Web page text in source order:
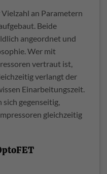
an Parametern
Beide
angeordnet und
Wer mit
vertraut ist,
verlangt der
Einarbeitungszeit.
gegenseitig,
gleichzeitig